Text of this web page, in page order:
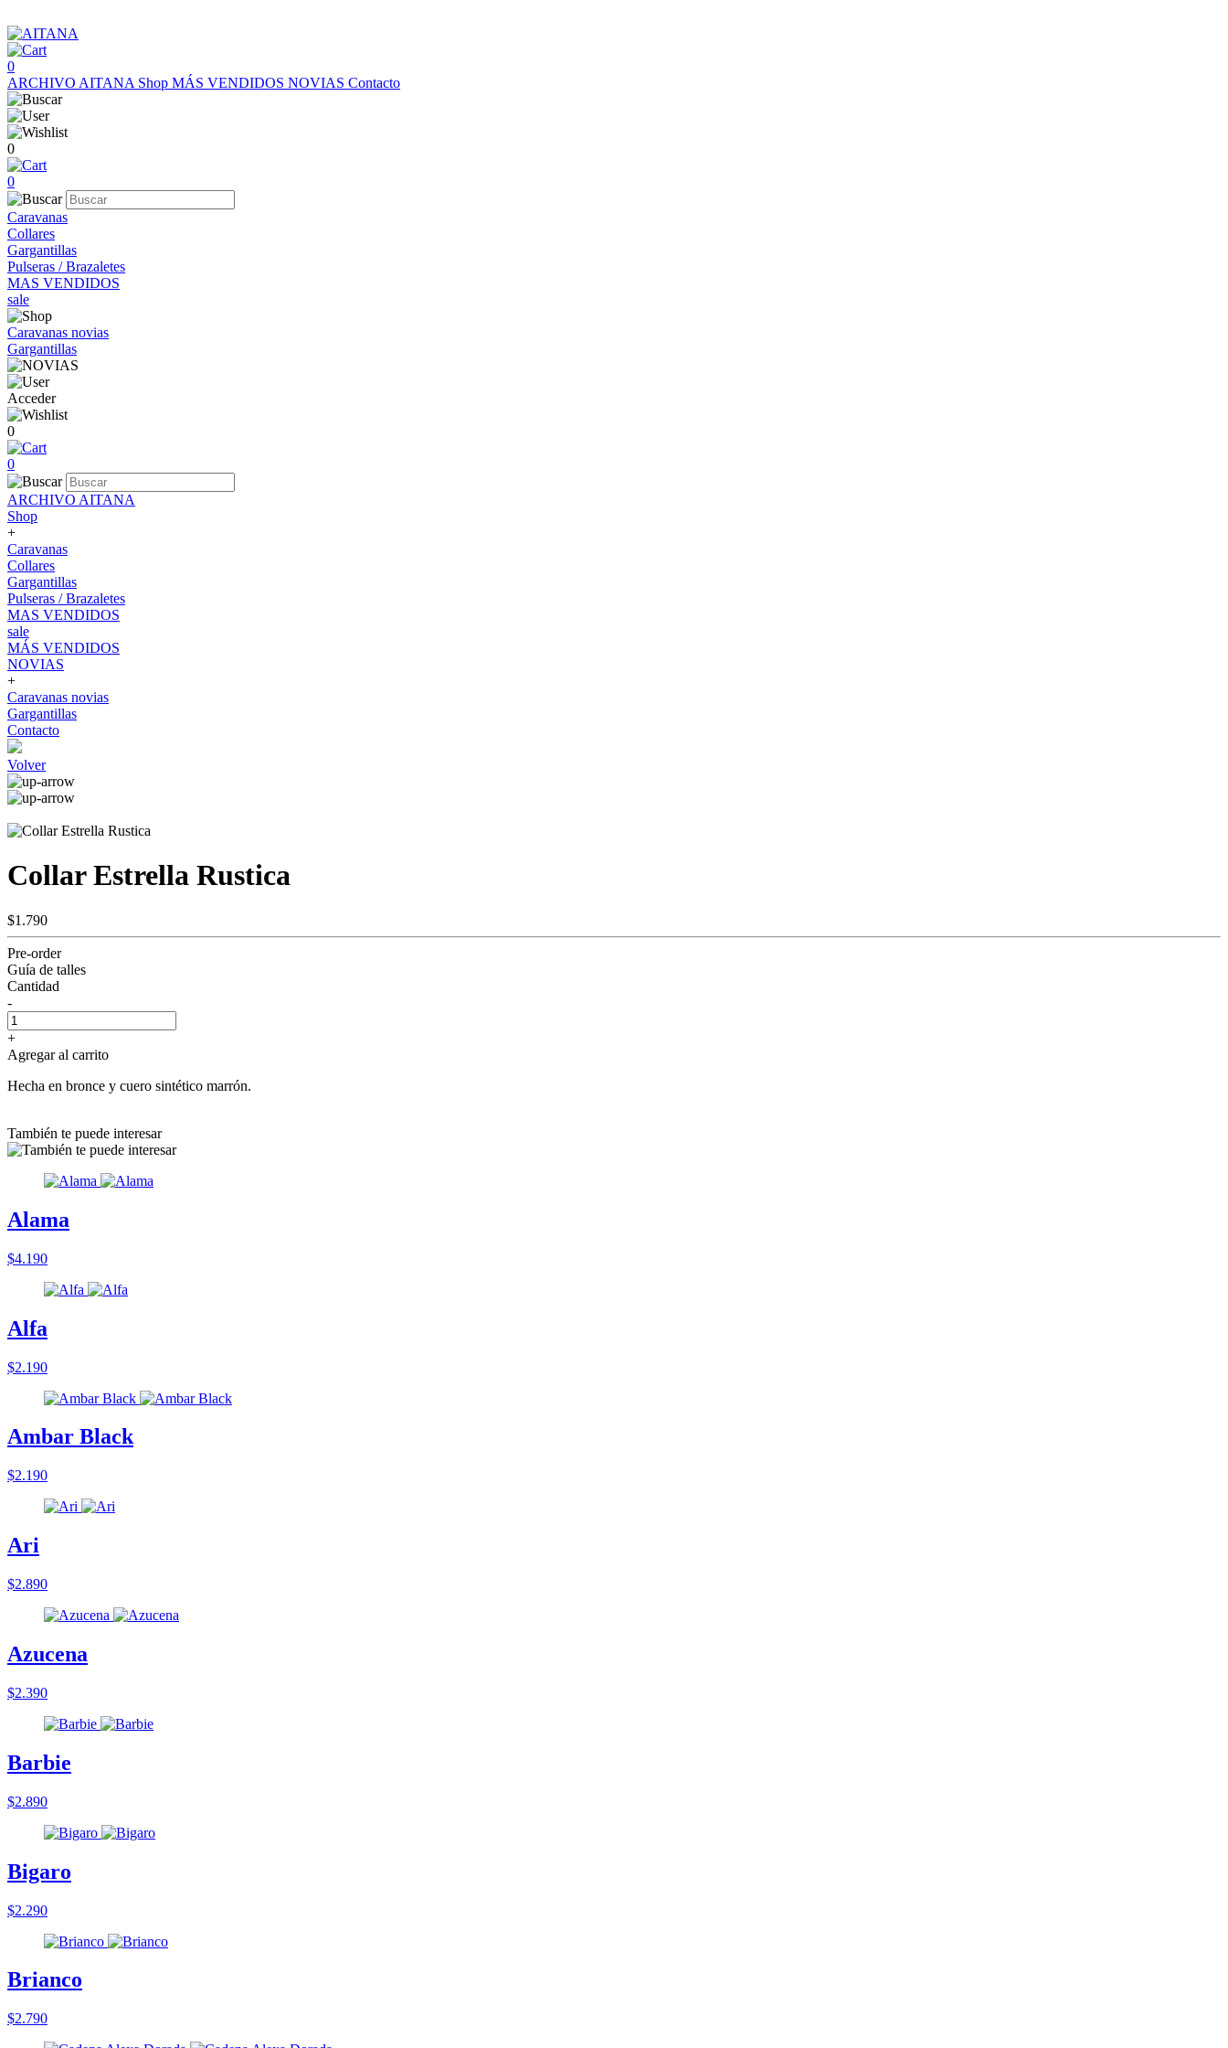
0
ARCHIVO AITANA Shop MÁS VENDIDOS NOVIAS Contacto
0
0
Caravanas
Collares
Gargantillas
Pulseras / Brazaletes
MAS VENDIDOS
sale
Caravanas novias
Gargantillas
Acceder
0
0
ARCHIVO AITANA
Shop
+
Caravanas
Collares
Gargantillas
Pulseras / Brazaletes
MAS VENDIDOS
sale
MÁS VENDIDOS
NOVIAS
+
Caravanas novias
Gargantillas
Contacto
Volver
Collar Estrella Rustica
$1.790
Pre-order
Guía de talles
Cantidad
-
+
Agregar al carrito
Hecha en bronce y cuero sintético marrón.
También te puede interesar
Alama
$4.190
Alfa
$2.190
Ambar Black
$2.190
Ari
$2.890
Azucena
$2.390
Barbie
$2.890
Bigaro
$2.290
Brianco
$2.790